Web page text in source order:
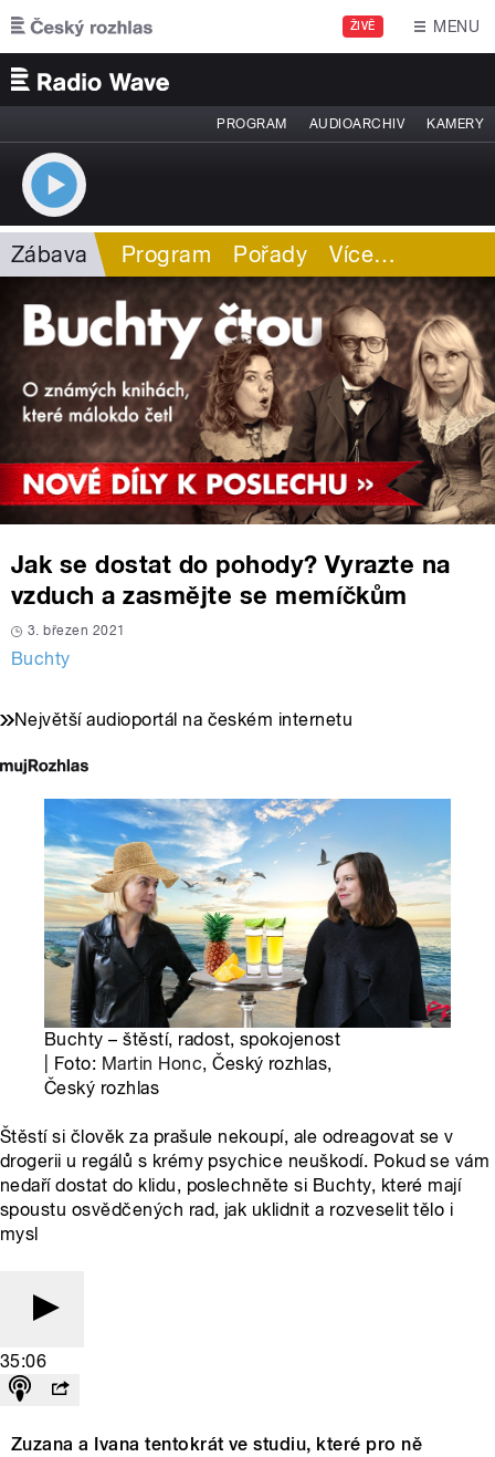
Přejít k hlavnímu obsahu
ŽIVĚ MENU
PROGRAM AUDIOARCHIV KAMERY
Zábava Program Pořady Více…
Jak se dostat do pohody? Vyrazte na
vzduch a zasmějte se memíčkům
3. březen 2021
Buchty
Největší audioportál na českém internetu
Buchty – štěstí, radost, spokojenost
| Foto: Martin Honc, Český rozhlas,
Český rozhlas
Štěstí si člověk za prašule nekoupí, ale odreagovat se v
drogerii u regálů s krémy psychice neuškodí. Pokud se vám
nedaří dostat do klidu, poslechněte si Buchty, které mají
spoustu osvědčených rad, jak uklidnit a rozveselit tělo i
mysl
35:06
Zuzana a Ivana tentokrát ve studiu, které pro ně